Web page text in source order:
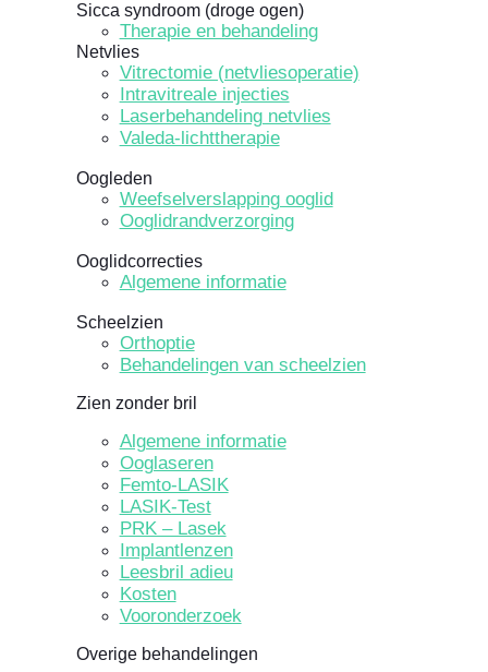
Sicca syndroom (droge ogen)
Therapie en behandeling
Netvlies
Vitrectomie (netvliesoperatie)
Intravitreale injecties
Laserbehandeling netvlies
Valeda-lichttherapie
Oogleden
Weefselverslapping ooglid
Ooglidrandverzorging
Ooglidcorrecties
Algemene informatie
Scheelzien
Orthoptie
Behandelingen van scheelzien
Zien zonder bril
Algemene informatie
Ooglaseren
Femto-LASIK
LASIK-Test
PRK – Lasek
Implantlenzen
Leesbril adieu
Kosten
Vooronderzoek
Overige behandelingen